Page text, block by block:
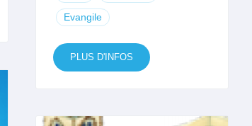
Evangile
PLUS D'INFOS